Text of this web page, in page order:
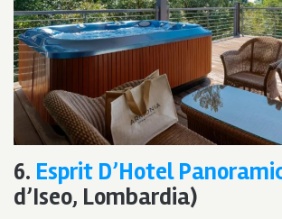
6. Esprit D’Hotel
d’Iseo, Lombardia)